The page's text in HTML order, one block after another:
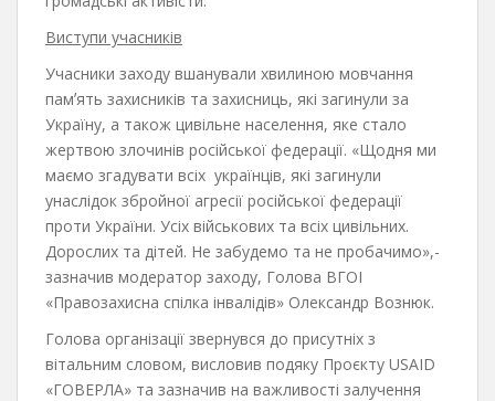
Виступи учасників
Учасники заходу вшанували хвилиною мовчання
памʼять захисників та захисниць, які загинули за
Україну, а також цивільне населення, яке стало
жертвою злочинів російської федерації. «Щодня ми
маємо згадувати всіх українців, які загинули
унаслідок збройної агресії російської федерації
проти України. Усіх військових та всіх цивільних.
Дорослих та дітей. Не забудемо та не пробачимо»,-
зазначив модератор заходу, Голова ВГОІ
«Правозахисна спілка інвалідів» Олександр Вознюк.
Голова організації звернувся до присутніх з
вітальним словом, висловив подяку Проєкту USAID
«ГОВЕРЛА» та зазначив на важливості залучення